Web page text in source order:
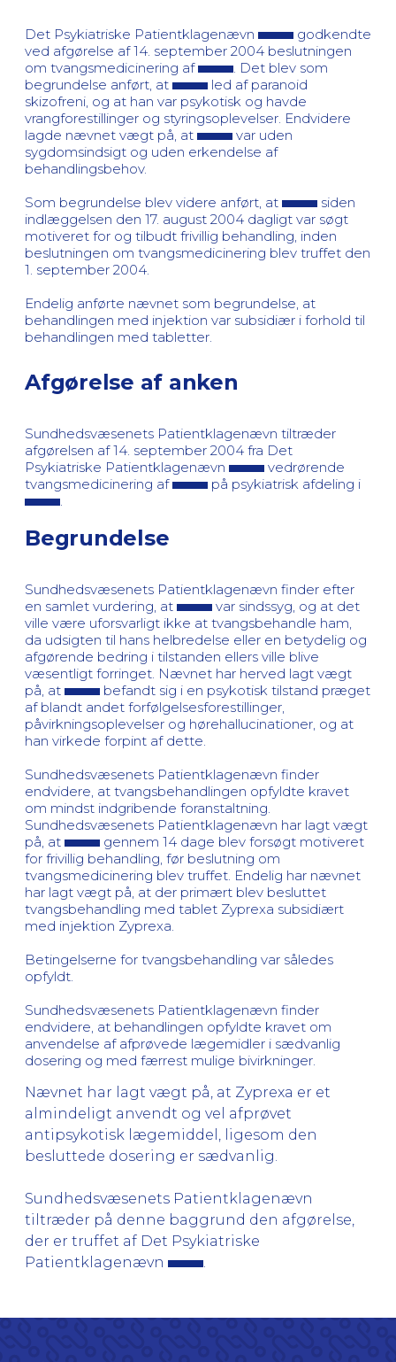
Det Psykiatriske Patientklagenævn
godkendte
ved afgørelse af 14. september 2004 beslutningen
om tvangsmedicinering af
. Det blev som
begrundelse anført, at
led af paranoid
skizofreni, og at han var psykotisk og havde
vrangforestillinger og styringsoplevelser. Endvidere
lagde nævnet vægt på, at
var uden
sygdomsindsigt og uden erkendelse af
behandlingsbehov.
Som begrundelse blev videre anført, at
siden
indlæggelsen den 17. august 2004 dagligt var søgt
motiveret for og tilbudt frivillig behandling, inden
beslutningen om tvangsmedicinering blev truffet den
1. september 2004.
Endelig anførte nævnet som begrundelse, at
behandlingen med injektion var subsidiær i forhold til
behandlingen med tabletter.
Afgørelse af anken
Sundhedsvæsenets Patientklagenævn tiltræder
afgørelsen af 14. september 2004 fra Det
Psykiatriske Patientklagenævn
vedrørende
tvangsmedicinering af
på psykiatrisk afdeling i
Begrundelse
Sundhedsvæsenets Patientklagenævn finder efter
en samlet vurdering, at
var sindssyg, og at det
ville være uforsvarligt ikke at tvangsbehandle ham,
da udsigten til hans helbredelse eller en betydelig og
afgørende bedring i tilstanden ellers ville blive
væsentligt forringet. Nævnet har herved lagt vægt
på, at
befandt sig i en psykotisk tilstand præget
af blandt andet forfølgelsesforestillinger,
påvirkningsoplevelser og hørehallucinationer, og at
han virkede forpint af dette.
Sundhedsvæsenets Patientklagenævn finder
endvidere, at tvangsbehandlingen opfyldte kravet
om mindst indgribende foranstaltning.
Sundhedsvæsenets Patientklagenævn har lagt vægt
på, at
gennem 14 dage blev forsøgt motiveret
for frivillig behandling, før beslutning om
tvangsmedicinering blev truffet. Endelig har nævnet
har lagt vægt på, at der primært blev besluttet
tvangsbehandling med tablet Zyprexa subsidiært
med injektion Zyprexa.
Betingelserne for tvangsbehandling var således
opfyldt.
Sundhedsvæsenets Patientklagenævn finder
endvidere, at behandlingen opfyldte kravet om
anvendelse af afprøvede lægemidler i sædvanlig
dosering og med færrest mulige bivirkninger.
Nævnet har lagt vægt på, at Zyprexa er et
almindeligt anvendt og vel afprøvet
antipsykotisk lægemiddel, ligesom den
besluttede dosering er sædvanlig.
Sundhedsvæsenets Patientklagenævn
tiltræder på denne baggrund den afgørelse,
der er truffet af Det Psykiatriske
Patientklagenævn